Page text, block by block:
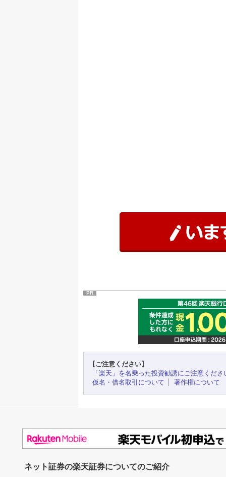
PR
【ご注意ください】
「楽天」を名乗った投資勧誘にご注意くださ
仮名・借名取引について
著作権について
ネット証券の楽天証券についてのご紹介